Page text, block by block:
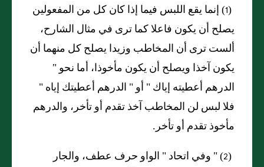
(1) إنما يقع اللبس فيما إذا كان كل من المفعولين
يصلح أن يكون فاعلا كما ترى في مثال الشارح،
ألست ترى أن المخاطب وزيدا يصلح كل منهما أن
يكون آخذا ويصلح أن يكون مأخوذا، أما نحو"
الدرهم أعطيته إياك"أو"الدرهم أعطيتك إياه"
فلا لبس لن المخاطب آخذ تقدم أو تأخر، والدرهم
مأخوذ تقدم أو تأخر.
(2) "
وفي اتحاد"الواو حرف عطف، والجار